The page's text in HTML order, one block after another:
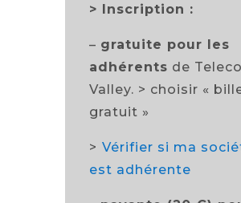
> Inscription :
– gratuite pour les
adhérents de
Valley. > choisir «
gratuit »
> Vérifier si ma
est adhérente